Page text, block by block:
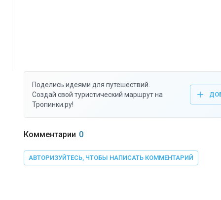
Поделись идеями для путешествий.
Создай свой туристический маршрут на
Тропинки.ру!
Комментарии 0
АВТОРИЗУЙТЕСЬ, ЧТОБЫ НАПИСАТЬ КОММЕНТАРИЙ